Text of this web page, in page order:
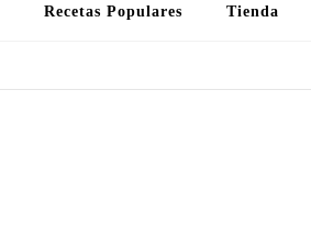
Recetas Populares Tienda